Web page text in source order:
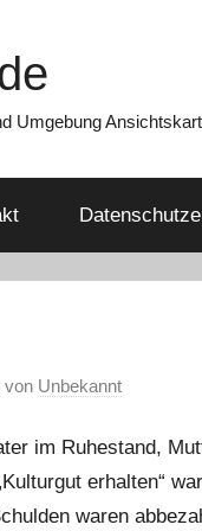
Umgebung
von Unbekannt
im Ruhestand,
erhalten“
waren